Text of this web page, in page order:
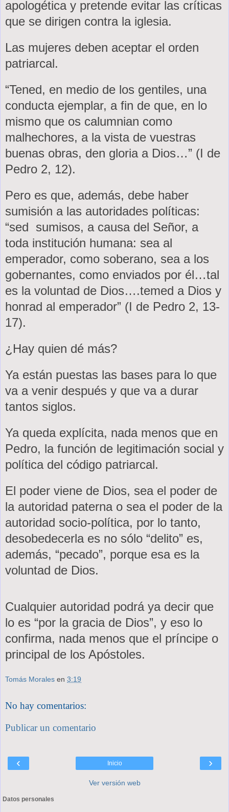
apologética y pretende evitar las críticas
que se dirigen contra la iglesia.
Las mujeres deben aceptar el orden
patriarcal.
“Tened, en medio de los gentiles, una
conducta ejemplar, a fin de que, en lo
mismo que os calumnian como
malhechores, a la vista de vuestras
buenas obras, den gloria a Dios…” (I de
Pedro 2, 12).
Pero es que, además, debe haber
sumisión a las autoridades políticas:
“sed sumisos, a causa del Señor, a
toda institución humana: sea al
emperador, como soberano, sea a los
gobernantes, como enviados por él…tal
es la voluntad de Dios….temed a Dios y
honrad al emperador” (I de Pedro 2, 13-
17).
¿Hay quien dé más?
Ya están puestas las bases para lo que
va a venir después y que va a durar
tantos siglos.
Ya queda explícita, nada menos que en
Pedro, la función de legitimación social y
política del código patriarcal.
El poder viene de Dios, sea el poder de
la autoridad paterna o sea el poder de la
autoridad socio-política, por lo tanto,
desobedecerla es no sólo “delito” es,
además, “pecado”, porque esa es la
voluntad de Dios.
Cualquier autoridad podrá ya decir que
lo es “por la gracia de Dios”, y eso lo
confirma, nada menos que el príncipe o
principal de los Apóstoles.
Tomás Morales en 3:19
No hay comentarios:
Publicar un comentario
‹ ›
Inicio
Ver versión web
Datos personales